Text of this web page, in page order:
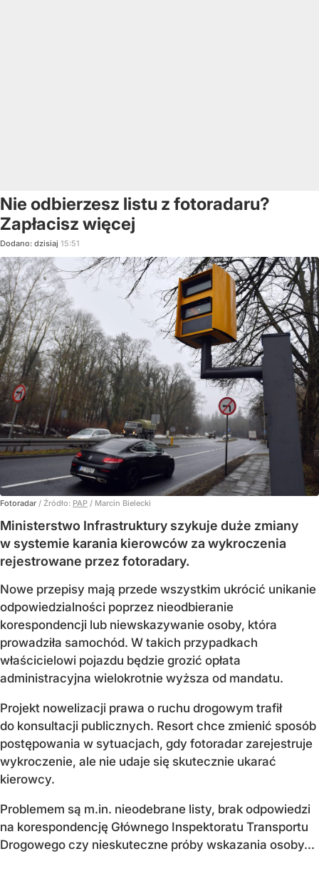
Nie odbierzesz listu z fotoradaru?
Zapłacisz więcej
Dodano: dzisiaj 15:51
Fotoradar / Źródło: PAP / Marcin Bielecki
Ministerstwo Infrastruktury szykuje duże zmiany
w systemie karania kierowców za wykroczenia
rejestrowane przez fotoradary.
Nowe przepisy mają przede wszystkim ukrócić unikanie
odpowiedzialności poprzez nieodbieranie
korespondencji lub niewskazywanie osoby, która
prowadziła samochód. W takich przypadkach
właścicielowi pojazdu będzie grozić opłata
administracyjna wielokrotnie wyższa od mandatu.
Projekt nowelizacji prawa o ruchu drogowym trafił
do konsultacji publicznych. Resort chce zmienić sposób
postępowania w sytuacjach, gdy fotoradar zarejestruje
wykroczenie, ale nie udaje się skutecznie ukarać
kierowcy.
Problemem są m.in. nieodebrane listy, brak odpowiedzi
na korespondencję Głównego Inspektoratu Transportu
Drogowego czy nieskuteczne próby wskazania osoby...